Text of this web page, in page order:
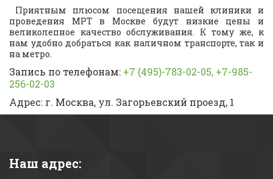
Приятным плюсом посещения нашей клиники и
проведения МРТ в Москве будут низкие цены и
великолепное качество обслуживания. К тому же, к
нам удобно добраться как наличном транспорте, так и
на метро.
Запись по телефонам: +7 (495)-783-02-05, +7-985-
256-02-03
Адрес: г. Москва, ул. Загорьевский проезд, 1
Наш адрес: